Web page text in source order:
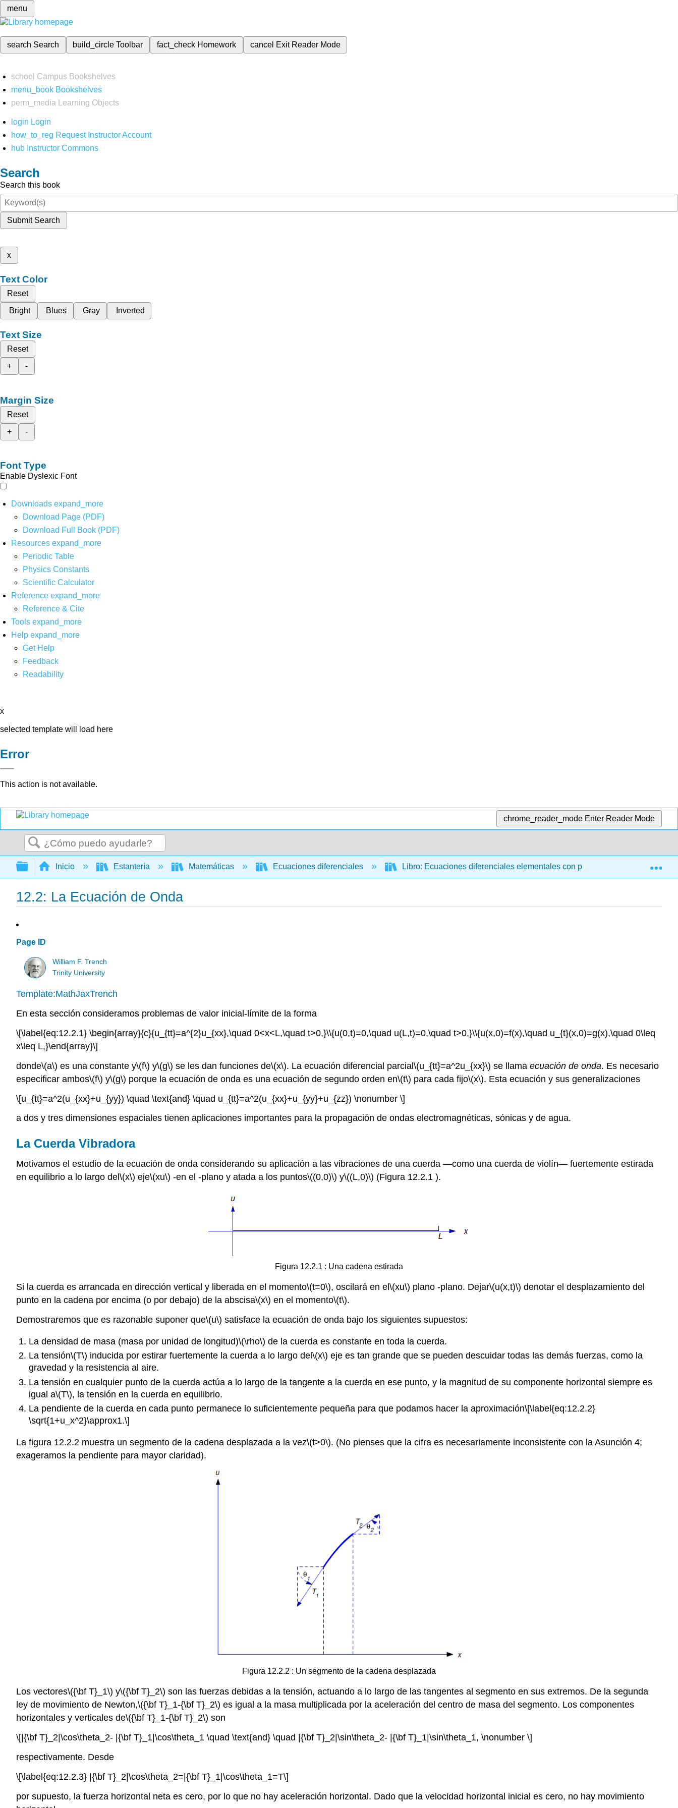
menu
search Search build_circleToolbar fact_check Homework cancel Exit Reader Mode
school Campus Bookshelves
menu_book Bookshelves
perm_media
Learning Objects
login Login
how_to_reg Request Instructor Account
hub Instructor Commons
Search
Search this book
Submit Search
x
Text Color
Reset
Bright
Blues Gray Inverted
Text Size
Reset
+
-
Margin Size
Reset
+
-
Font Type
Enable Dyslexic Font
Downloads expand_more
Download Page (PDF)
Download Full Book (PDF)
Resources expand_more
Periodic Table
Physics Constants
Scientific Calculator
Reference expand_more
Reference & Cite
Tools expand_more
Help expand_more
Get Help
Feedback
Readability
x
selected template will load here
Error
This action is not available.
chrome_reader_mode Enter Reader Mode
Buscar
Expandir/contraer jerarquía global
Inicio Estantería Matemáticas Ecuaciones diferenciales Libro: Ecuaciones diferenciales elementales con problemas de valor límite
12.2: La Ecuación de Onda
Page ID
William F. Trench
Trinity University
Template:MathJaxTrench
En esta sección consideramos problemas de valor inicial-límite de la forma
\[\label{eq:12.2.1} \begin{array}{c}{u_{tt}=a^{2}u_{xx},\quad 0<x<L,\quad t>0,}\\{u(0,t)=0,\quad u(L,t)=0,\quad t>0,}\\{u(x,0)=f(x),\quad u_{t}(x,0)=g(x),\quad 0\leq
x\leq L,}\end{array}\]
donde\(a\) es una constante y\(f\) y\(g\) se les dan funciones de\(x\). La ecuación diferencial parcial\(u_{tt}=a^2u_{xx}\) se llama ecuación de onda. Es necesario
especificar ambos\(f\) y\(g\) porque la ecuación de onda es una ecuación de segundo orden en\(t\) para cada fijo\(x\). Esta ecuación y sus generalizaciones
\[u_{tt}=a^2(u_{xx}+u_{yy}) \quad \text{and} \quad u_{tt}=a^2(u_{xx}+u_{yy}+u_{zz}) \nonumber \]
a dos y tres dimensiones espaciales tienen aplicaciones importantes para la propagación de ondas electromagnéticas, sónicas y de agua.
La Cuerda Vibradora
Motivamos el estudio de la ecuación de onda considerando su aplicación a las vibraciones de una cuerda —como una cuerda de violín— fuertemente estirada
en equilibrio a lo largo del \(x\) eje\(xu\) -en el -plano y atada a los puntos\((0,0)\) y\((L,0)\) (Figura 12.2.1 ).
Figura 12.2.1 : Una cadena estirada
Si la cuerda es arrancada en dirección vertical y liberada en el momento\(t=0\), oscilará en el \(xu\) plano -plano. Dejar\(u(x,t)\) denotar el desplazamiento del
punto en la cadena por encima (o por debajo) de la abscisa\(x\) en el momento\(t\).
Demostraremos que es razonable suponer que\(u\) satisface la ecuación de onda bajo los siguientes supuestos:
La densidad de masa (masa por unidad de longitud)\(\rho\) de la cuerda es constante en toda la cuerda.
La tensión\(T\) inducida por estirar fuertemente la cuerda a lo largo del \(x\) eje es tan grande que se pueden descuidar todas las demás fuerzas, como la
gravedad y la resistencia al aire.
La tensión en cualquier punto de la cuerda actúa a lo largo de la tangente a la cuerda en ese punto, y la magnitud de su componente horizontal siempre es
igual a\(T\), la tensión en la cuerda en equilibrio.
La pendiente de la cuerda en cada punto permanece lo suficientemente pequeña para que podamos hacer la aproximación\[\label{eq:12.2.2}
\sqrt{1+u_x^2}\approx1.\]
La figura 12.2.2 muestra un segmento de la cadena desplazada a la vez\(t>0\). (No pienses que la cifra es necesariamente inconsistente con la Asunción 4;
exageramos la pendiente para mayor claridad).
Figura 12.2.2 : Un segmento de la cadena desplazada
Los vectores\({\bf T}_1\) y\({\bf T}_2\) son las fuerzas debidas a la tensión, actuando a lo largo de las tangentes al segmento en sus extremos. De la segunda
ley de movimiento de Newton,\({\bf T}_1-{\bf T}_2\) es igual a la masa multiplicada por la aceleración del centro de masa del segmento. Los componentes
horizontales y verticales de\({\bf T}_1-{\bf T}_2\) son
\[|{\bf T}_2|\cos\theta_2- |{\bf T}_1|\cos\theta_1 \quad \text{and} \quad |{\bf T}_2|\sin\theta_2- |{\bf T}_1|\sin\theta_1, \nonumber \]
respectivamente. Desde
\[\label{eq:12.2.3} |{\bf T}_2|\cos\theta_2=|{\bf T}_1|\cos\theta_1=T\]
por supuesto, la fuerza horizontal neta es cero, por lo que no hay aceleración horizontal. Dado que la velocidad horizontal inicial es cero, no hay movimiento